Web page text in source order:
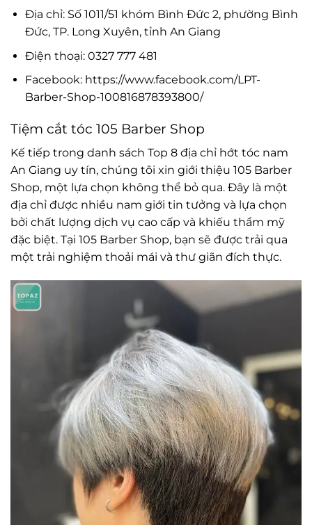
Địa chỉ: Số 1011/51 khóm Bình Đức 2, phường Bình
Đức, TP. Long Xuyên, tỉnh An Giang
Điện thoại: 0327 777 481
Facebook: https://www.facebook.com/LPT-
Barber-Shop-100816878393800/
Tiệm cắt tóc 105 Barber Shop
Kế tiếp trong danh sách Top 8 địa chỉ hớt tóc nam
An Giang uy tín, chúng tôi xin giới thiệu 105 Barber
Shop, một lựa chọn không thể bỏ qua. Đây là một
địa chỉ được nhiều nam giới tin tưởng và lựa chọn
bởi chất lượng dịch vụ cao cấp và khiếu thẩm mỹ
đặc biệt. Tại 105 Barber Shop, bạn sẽ được trải qua
một trải nghiệm thoải mái và thư giãn đích thực.